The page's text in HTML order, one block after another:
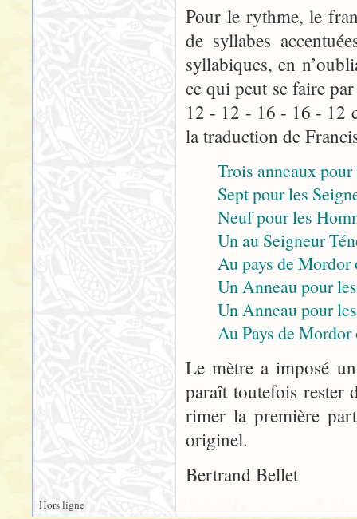
Pour le rythme, le
de syllabes
syllabiques, en
ce qui peut se faire
12 - 12 - 16 - 16 - 12
la traduction de
Trois anneaux
Sept pour les
Neuf pour les
Un au Seigneur
Au pays de Mordor
Un Anneau pour
Un Anneau pour
Au Pays de Mordor
Le mètre a imposé
paraît toutefois rester
rimer la première
originel.
Bertrand Bellet
Hors ligne